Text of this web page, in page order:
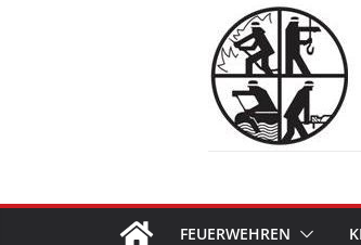
FEUERWEHREN